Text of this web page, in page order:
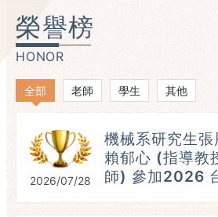
榮譽榜
HONOR
全部 老師 學生 其他
2026/07/28
機械系研究生張
賴郁心 (指導教
師) 參加2026